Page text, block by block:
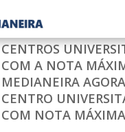
UDC AGORA TEM
CENTROS
COM A NOTA
MEDIANEIRA
CENTRO
COM NOTA